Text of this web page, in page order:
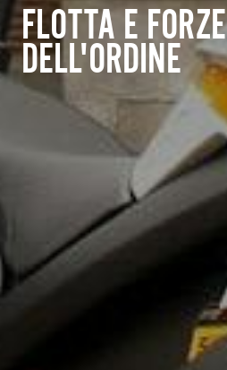
FLOTTA E FORZE
DELL'ORDINE